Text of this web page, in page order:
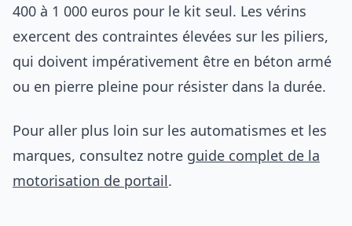
400 à 1 000 euros pour le kit seul. Les vérins
exercent des contraintes élevées sur les piliers,
qui doivent impérativement être en béton armé
ou en pierre pleine pour résister dans la durée.
Pour aller plus loin sur les automatismes et les
marques, consultez notre guide complet de la
motorisation de portail.